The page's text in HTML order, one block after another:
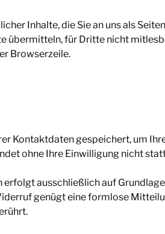
Inhalte, die Sie an uns als
übermitteln, für Dritte nicht
Browserzeile.
Kontaktdaten gespeichert, um
ohne Ihre Einwilligung nicht
ausschließlich auf
genügt eine formlose